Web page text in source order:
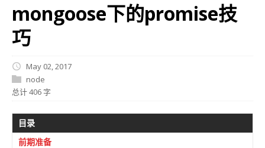
mongoose下的promise技
巧
May 02, 2017
node
总计 406 字
目录
前期准备